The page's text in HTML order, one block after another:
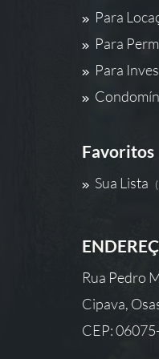
Para
Para
Para
Favoritos
Sua Lista
Rua Pedro
Cipava,
CEP: